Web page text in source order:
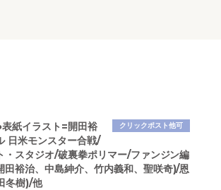
クリックポスト他可
紙イラスト=開田裕
日米モンスター合戦/
スタジオ/破裏拳ポリマー/ファンジン編
裕治、中島紳介、竹内義和、聖咲奇)/恩
冬樹)/他